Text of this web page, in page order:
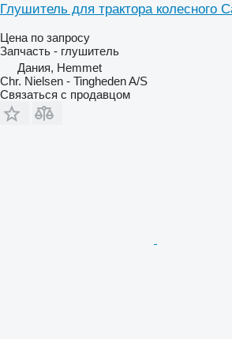
Глушитель для трактора колесного
Цена по запросу
Запчасть - глушитель
Дания, Hemmet
Chr. Nielsen - Tingheden A/S
Связаться с продавцом